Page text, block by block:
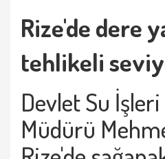
Rize'de dere
tehlikeli
Devlet Su İşleri
Müdürü